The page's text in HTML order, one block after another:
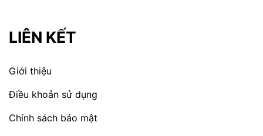
LIÊN KẾT
Giới thiệu
Điều khoản sử dụng
Chính sách bảo mật